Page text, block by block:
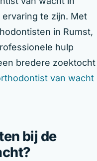
te zijn. Met
in Rumst,
hulp
bredere zoektocht
van wacht
bij de